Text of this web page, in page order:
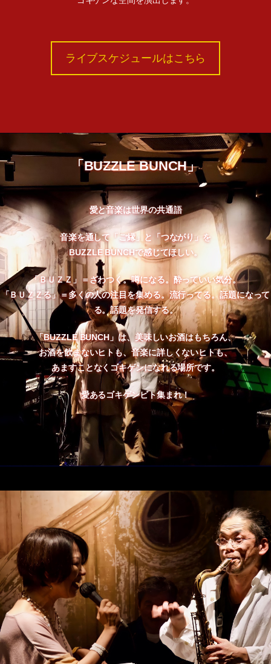
ライブスケジュールはこちら
「BUZZLE BUNCH」
愛と音楽は世界の共通語
音楽を通して「ご縁」と「つながり」を
BUZZLE BUNCHで感じてほしい。
「ＢＵＺＺ」＝ざわつく。噂になる。酔っていい気分。
「ＢＵＺＺる」＝多くの人の注目を集める。流行ってる。話題になって
る。話題を発信する。
「BUZZLE BUNCH」は、美味しいお酒はもちろん、
お酒を飲まないヒトも、音楽に詳しくないヒトも、
あますことなくゴキゲンになれる場所です。
愛あるゴキゲンビト集まれ！